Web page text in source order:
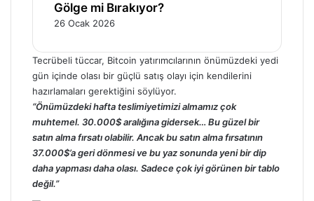
Gölge mi Bırakıyor?
26 Ocak 2026
Tecrübeli tüccar, Bitcoin yatırımcılarının önümüzdeki yedi
gün içinde olası bir güçlü satış olayı için kendilerini
hazırlamaları gerektiğini söylüyor.
“Önümüzdeki hafta teslimiyetimizi almamız çok
muhtemel. 30.000$ aralığına gidersek… Bu güzel bir
satın alma fırsatı olabilir. Ancak bu satın alma fırsatının
37.000$’a geri dönmesi ve bu yaz sonunda yeni bir dip
daha yapması daha olası. Sadece çok iyi görünen bir tablo
değil.”